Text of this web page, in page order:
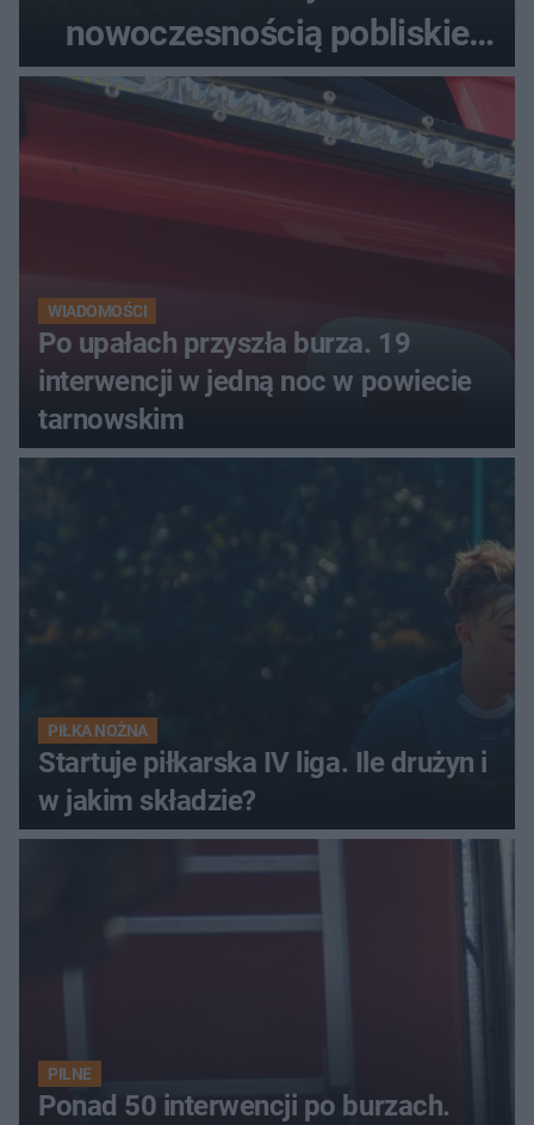
nowoczesnością pobliskie
miasta. Prąd, telefon i
luksusowa auta
WIADOMOŚCI
Po upałach przyszła burza. 19
interwencji w jedną noc w powiecie
tarnowskim
PIŁKA NOŻNA
Startuje piłkarska IV liga. Ile drużyn i
w jakim składzie?
PILNE
Ponad 50 interwencji po burzach.